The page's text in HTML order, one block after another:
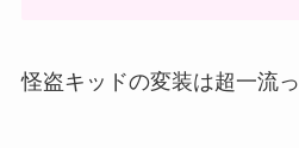
怪盗キッドの変装は超一流